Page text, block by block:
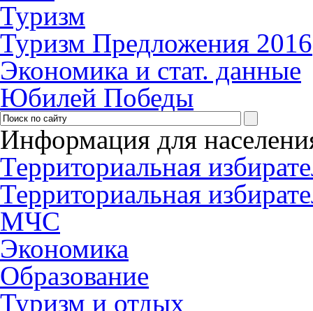
Туризм
Туризм Предложения 2016
Экономика и стат. данные
Юбилей Победы
Информация для
Территориальная
Территориальная
МЧС
Экономика
Образование
Туризм и отдых